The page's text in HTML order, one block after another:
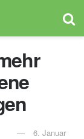
6. Januar